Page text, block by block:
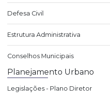
Defesa Civil
Estrutura Administrativa
Conselhos Municipais
Planejamento Urbano
Legislações - Plano Diretor